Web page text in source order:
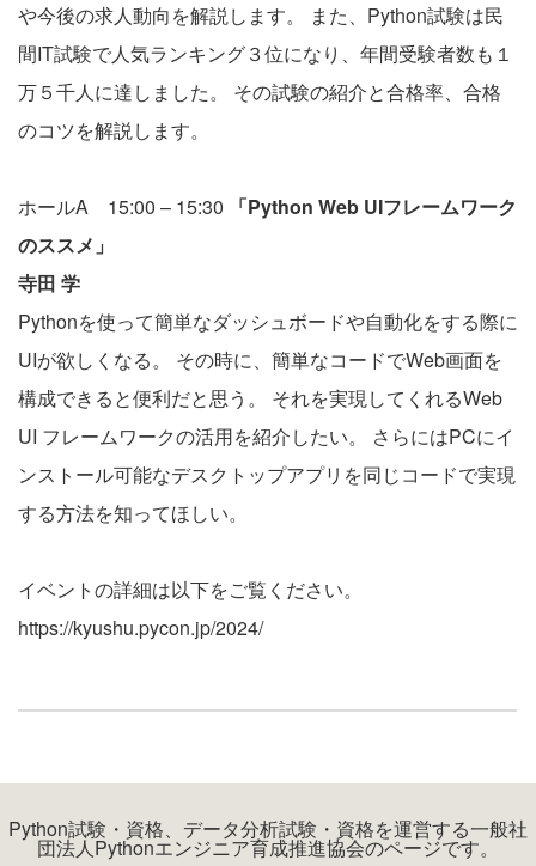
や今後の求人動向を解説します。 また、Python試験は民
間IT試験で人気ランキング３位になり、年間受験者数も１
万５千人に達しました。 その試験の紹介と合格率、合格
のコツを解説します。
ホールA 15:00 – 15:30
「Python Web UIフレームワーク
のススメ」
寺田 学
Pythonを使って簡単なダッシュボードや自動化をする際に
UIが欲しくなる。 その時に、簡単なコードでWeb画面を
構成できると便利だと思う。 それを実現してくれるWeb
UI フレームワークの活用を紹介したい。 さらにはPCにイ
ンストール可能なデスクトップアプリを同じコードで実現
する方法を知ってほしい。
イベントの詳細は以下をご覧ください。
https://kyushu.pycon.jp/2024/
Python試験・資格、データ分析試験・資格を運営する一般社
団法人Pythonエンジニア育成推進協会のページです。